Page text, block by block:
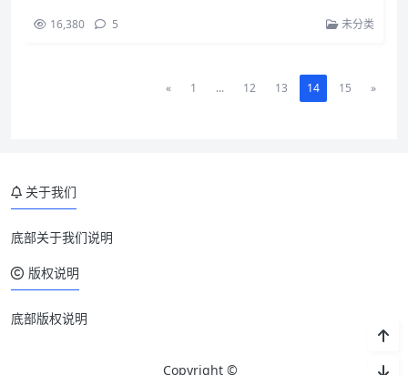
16,380 5 未分类
« 1 ... 12 13 14 15 »
关于我们
底部关于我们说明
版权说明
底部版权说明
Copyright ©